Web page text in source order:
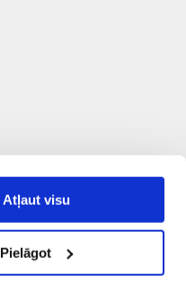
Atļaut visu
Pielāgot